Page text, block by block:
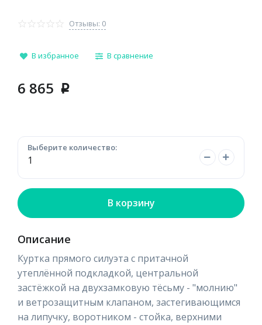
Отзывы: 0
В избранное В сравнение
6 865 p
Выберите количество:
В корзину
Описание
Куртка прямого силуэта с притачной
утеплённой подкладкой, центральной
застёжкой на двухзамковую тёсьму - "молнию"
и ветрозащитным клапаном, застегивающимся
на липучку, воротником - стойка, верхними